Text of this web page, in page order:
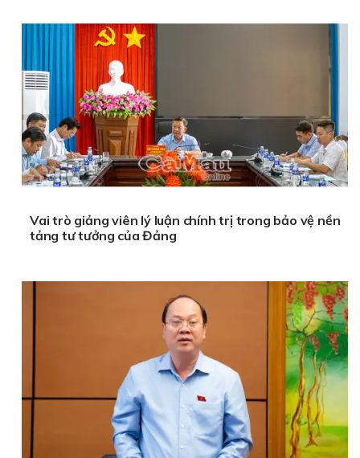
Vai trò giảng viên lý luận chính trị trong bảo vệ nền
tảng tư tưởng của Đảng